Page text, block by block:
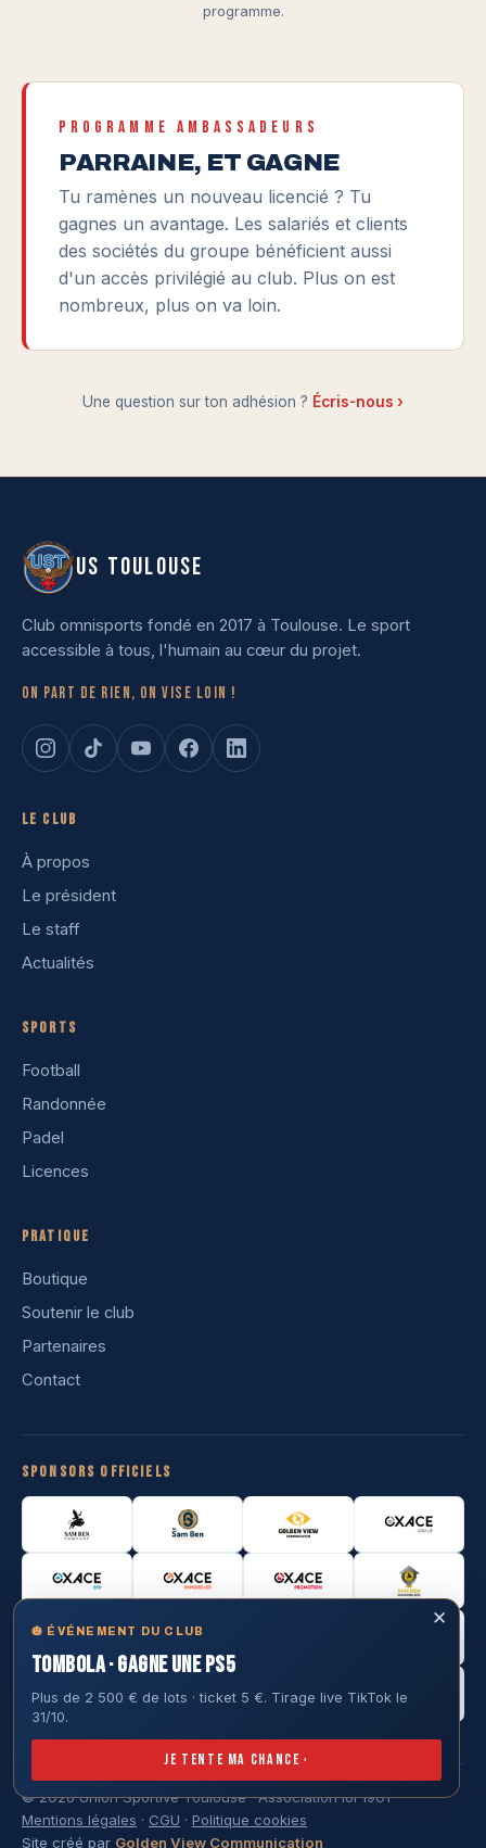
programme.
PROGRAMME AMBASSADEURS
PARRAINE, ET GAGNE
Tu ramènes un nouveau licencié ? Tu
gagnes un avantage. Les salariés et clients
des sociétés du groupe bénéficient aussi
d'un accès privilégié au club. Plus on est
nombreux, plus on va loin.
Une question sur ton adhésion ? Écris-nous ›
✕
🎃 ÉVÉNEMENT DU CLUB
TOMBOLA · GAGNE UNE PS5
Plus de 2 500 € de lots · ticket 5 €. Tirage live TikTok le
31/10.
Je tente ma chance ›
US TOULOUSE
Club omnisports fondé en 2017 à Toulouse. Le sport
accessible à tous, l'humain au cœur du projet.
On part de rien, on vise loin !
Le club
À propos
Le président
Le staff
Actualités
Sports
Football
Randonnée
Padel
Licences
Pratique
Boutique
Soutenir le club
Partenaires
Contact
Sponsors officiels
© 2026 Union Sportive Toulouse · Association loi 1901
Mentions légales · CGU · Politique cookies
Site créé par Golden View Communication